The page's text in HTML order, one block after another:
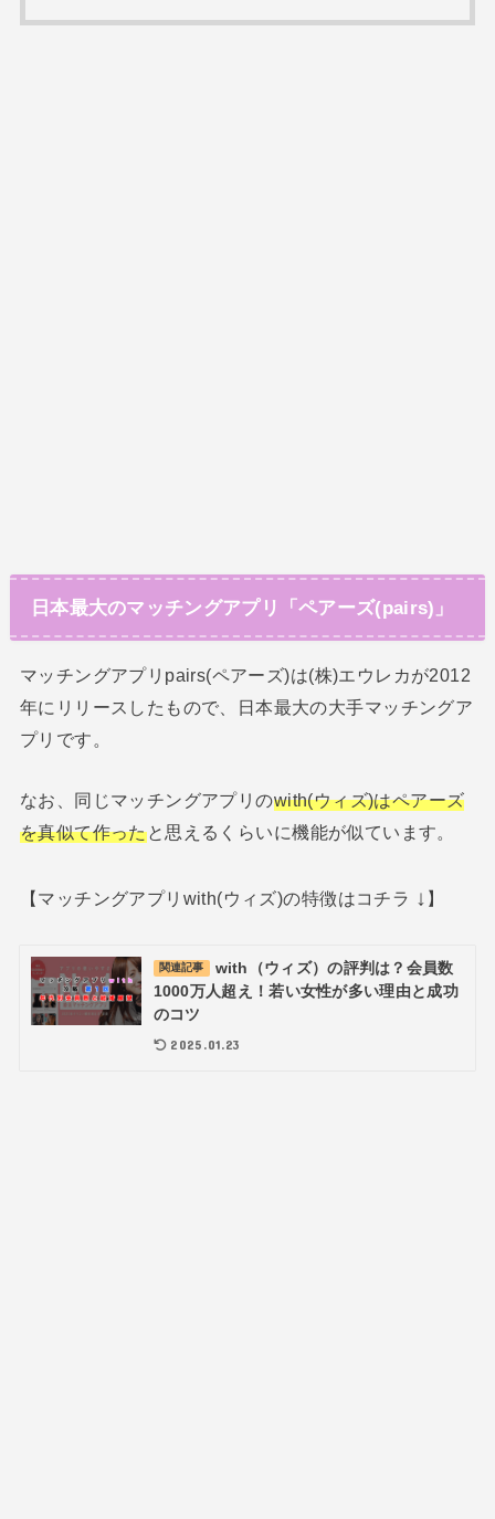
日本最大のマッチングアプリ「ペアーズ(pairs)」
マッチングアプリpairs(ペアーズ)は(株)エウレカが2012
年にリリースしたもので、日本最大の大手マッチングア
プリです。
なお、同じマッチングアプリのwith(ウィズ)はペアーズ
を真似て作ったと思えるくらいに機能が似ています。
【マッチングアプリwith(ウィズ)の特徴はコチラ ↓ 】
関連記事
with（ウィズ）の評判は？会員数
1000万人超え！若い女性が多い理由と成功
のコツ
2025.01.23